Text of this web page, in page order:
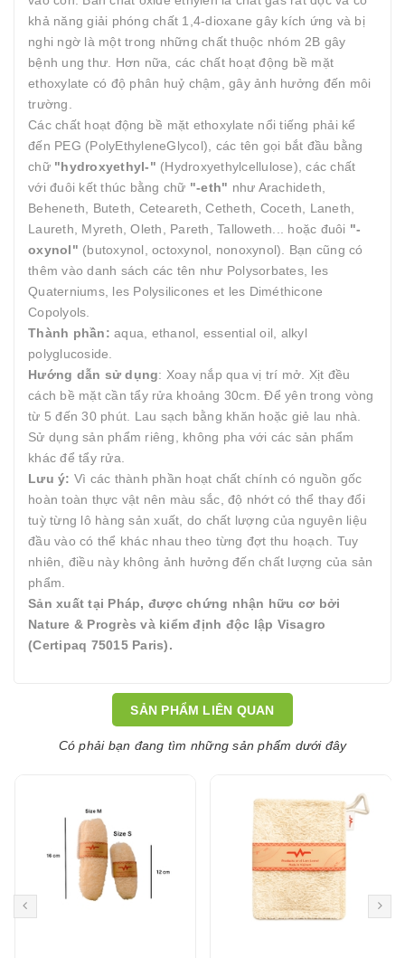
khả năng giải phóng chất 1,4-dioxane gây kích ứng và bị
nghi ngờ là một trong những chất thuộc nhóm 2B gây
bệnh ung thư. Hơn nữa, các chất hoạt động bề mặt
ethoxylate có độ phân huỷ chậm, gây ảnh hưởng đến môi
trường.
Các chất hoạt động bề mặt ethoxylate nổi tiếng phải kể
đến PEG (PolyEthyleneGlycol), các tên gọi bắt đầu bằng
chữ"hydroxyethyl-" (Hydroxyethylcellulose), các chất
với đuôi kết thúc bằng chữ "-eth" như Arachideth,
Beheneth, Buteth, Ceteareth, Cetheth, Coceth, Laneth,
Laureth, Myreth, Oleth, Pareth, Talloweth... hoặc đuôi "-
oxynol" (butoxynol, octoxynol, nonoxynol). Bạn cũng có
thêm vào danh sách các tên như Polysorbates, les
Quaterniums, les Polysilicones et les Diméthicone
Copolyols.
Thành phần: aqua, ethanol, essential oil, alkyl
polyglucoside.
Hướng dẫn sử dụng: Xoay nắp qua vị trí mở. Xịt đều
cách bề mặt cần tẩy rửa khoảng 30cm. Để yên trong vòng
từ 5 đến 30 phút. Lau sạch bằng khăn hoặc giẻ lau nhà.
Sử dụng sản phẩm riêng, không pha với các sản phẩm
khác để tẩy rửa.
Lưu ý: Vì các thành phần hoạt chất chính có nguồn gốc
hoàn toàn thực vật nên màu sắc, độ nhớt có thể thay đổi
tuỳ từng lô hàng sản xuất, do chất lượng của nguyên liệu
đầu vào có thể khác nhau theo từng đợt thu hoạch. Tuy
nhiên, điều này không ảnh hưởng đến chất lượng của sản
phẩm.
Sản xuất tại Pháp, được chứng nhận hữu cơ bởi
Nature & Progrès và kiểm định độc lập Visagro
(Certipaq 75015 Paris).
SẢN PHẨM LIÊN QUAN
Có phải bạn đang tìm những sản phẩm dưới đây